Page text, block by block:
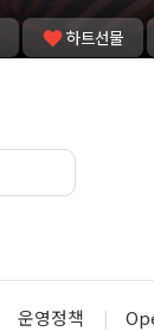
하트선물
운영정책